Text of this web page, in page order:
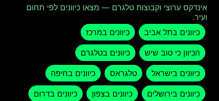
אינדקס ערוצי וקבוצות טלגרם — מצאו כיוונים לפי תחום
ועיר.
כיוונים בתל אביב
כיוונים במרכז
הכיוון כי טוב שיש כיוונים בטלגרם
כיוונים בישראל טלגראס כיוונים בחיפה
כיוונים בירושלים כיוונים בצפון כיוונים בדרום